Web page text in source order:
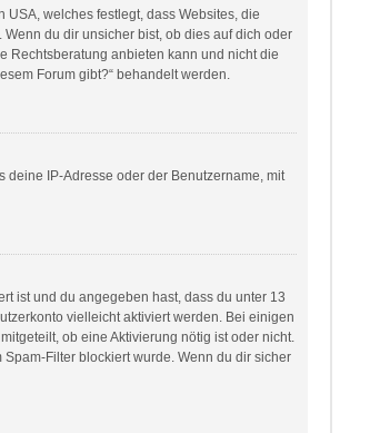
USA, welches festlegt, dass Websites, die
du dir unsicher bist, ob dies auf dich oder
Rechtsberatung anbieten kann und nicht die
Forum gibt?“ behandelt werden.
IP-Adresse oder der Benutzername, mit
ist und du angegeben hast, dass du unter 13
vielleicht aktiviert werden. Bei einigen
ob eine Aktivierung nötig ist oder nicht.
Filter blockiert wurde. Wenn du dir sicher